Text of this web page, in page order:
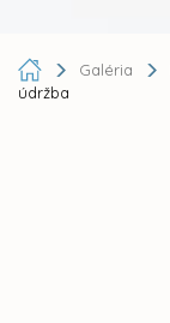
Galéria
údržba